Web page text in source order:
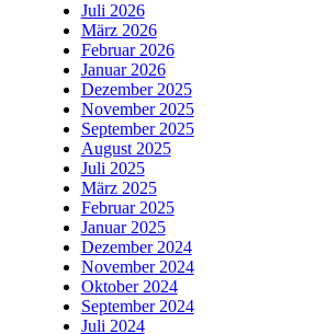
Juli 2026
März 2026
Februar 2026
Januar 2026
Dezember 2025
November 2025
September 2025
August 2025
Juli 2025
März 2025
Februar 2025
Januar 2025
Dezember 2024
November 2024
Oktober 2024
September 2024
Juli 2024